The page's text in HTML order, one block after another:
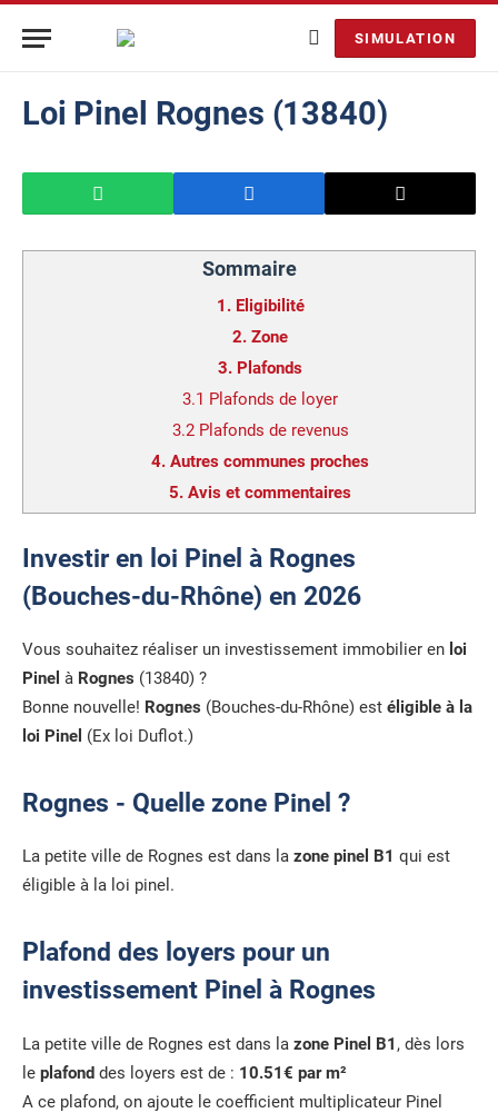
SIMULATION
Loi Pinel Rognes (13840)
Sommaire
1. Eligibilité
2. Zone
3. Plafonds
3.1 Plafonds de loyer
3.2 Plafonds de revenus
4. Autres communes proches
5. Avis et commentaires
Investir en loi Pinel à Rognes
(Bouches-du-Rhône) en 2026
Vous souhaitez réaliser un investissement immobilier en loi
Pinel à Rognes (13840) ?
Bonne nouvelle! Rognes (Bouches-du-Rhône) est éligible à la
loi Pinel (Ex loi Duflot.)
Rognes - Quelle zone Pinel ?
La petite ville de Rognes est dans la zone pinel B1 qui est
éligible à la loi pinel.
Plafond des loyers pour un
investissement Pinel à Rognes
La petite ville de Rognes est dans la zone Pinel B1 , dès lors
le plafond des loyers est de : 10.51€ par m²
A ce plafond, on ajoute le coefficient multiplicateur Pinel